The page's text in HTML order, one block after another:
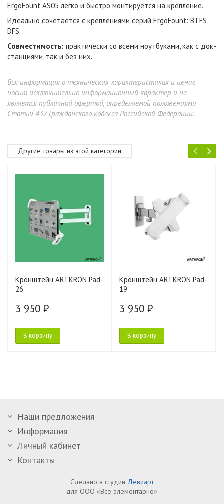
ErgoFount AS05 легко и быстро монтируется на крепление.
Идеально сочетается с креплениями серий ErgoFount: BTFS,
DFS.
Совместимость: практически со всеми ноутбуками, как с док-
станциями, так и без них.
Вся информация о технических характеристиках и ценах
носит исключительно информационный характер и не
является публичной офертой, определяемой положениями
Статьи 437 Гражданского кодекса Российской Федерации.
Другие товары из этой категории
Кронштейн ARTKRON Pad-
26
3 950 ₽
В корзину
Кронштейн ARTKRON Pad-
19
3 950 ₽
В корзину
Наши предложения
Информация
Личный кабинет
Контакты
Сделано в студии Девиарт
для ООО «Всё элементарно»